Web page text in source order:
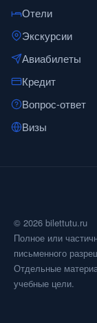
Отели
Экскурсии
Авиабилеты
Кредит
Вопрос-ответ
Визы
© 2026 bilettutu.ru
Полное или
письменного
Отдельные
учебные цели.